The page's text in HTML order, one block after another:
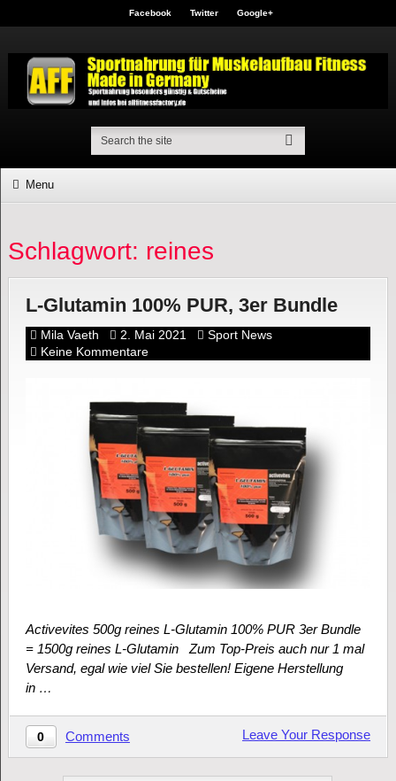
Facebook Twitter Google+
Menu
Schlagwort: reines
L-Glutamin 100% PUR, 3er Bundle
Mila Vaeth 2. Mai 2021
Sport News
Keine Kommentare
Activevites 500g reines L-Glutamin 100% PUR 3er Bundle
= 1500g reines L-Glutamin Zum Top-Preis auch nur 1 mal
Versand, egal wie viel Sie bestellen! Eigene Herstellung
in …
0 Comments Leave Your Response